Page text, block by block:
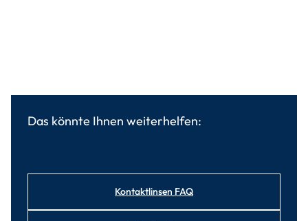
Das könnte Ihnen weiterhelfen:
Kontaktlinsen FAQ